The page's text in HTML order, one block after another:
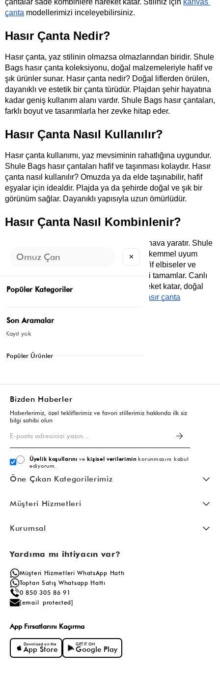
çantalar sade kombinlere hareket katar. Stiliniz için kanvas
çanta modellerimizi inceleyebilirsiniz.
Hasır Çanta Nedir?
Hasır çanta, yaz stilinin olmazsa olmazlarından biridir. Shule
Bags hasır çanta koleksiyonu, doğal malzemeleriyle hafif ve
şık ürünler sunar. Hasır çanta nedir? Doğal liflerden örülen,
dayanıklı ve estetik bir çanta türüdür. Plajdan şehir hayatına
kadar geniş kullanım alanı vardır. Shule Bags hasır çantaları,
farklı boyut ve tasarımlarla her zevke hitap eder.
Hasır Çanta Nasıl Kullanılır?
Hasır çanta kullanımı, yaz mevsiminin rahatlığına uygundur.
Shule Bags hasır çantaları hafif ve taşınması kolaydır. Hasır
çanta nasıl kullanılır? Omuzda ya da elde taşınabilir, hafif
eşyalar için idealdir. Plajda ya da şehirde doğal ve şık bir
görünüm sağlar. Dayanıklı yapısıyla uzun ömürlüdür.
Hasır Çanta Nasıl Kombinlenir?
Hasır çanta kombinleri doğal ve sıcak bir hava yaratır. Shule
Bags hasır çantaları yazlık kıyafetlerle mükemmel uyum
sağlar. Hasır çanta nasıl kombinlenir? Hafif elbiseler ve
keten pantolonlarla kullanıldığında stilinizi tamamlar. Canlı
renkli hasır çantalar sade kombinlere hareket katar, doğal
hasır çanta
Mayıs 27, 2025
Bizden Haberler
Haberlerimiz, özel tekliflerimiz ve favori stillerimiz hakkında ilk siz
bilgi sahibi olun
Üyelik koşullarını vekişisel verileriminkorunmasını kabul
ediyorum.
Öne Çıkan Kategorilerimiz
Müşteri Hizmetleri
Kurumsal
Yardıma mı ihtiyacın var?
Müşteri Hizmetleri WhatsApp Hattı
Toptan Satış Whatsapp Hattı
0 850 305 86 91
[email protected]
App Fırsatlarını Kaçırma
Download on the
App Store
GET IT ON
Google Play
✕
Popüler Kategoriler
Son Aramalar
Kayıt yok
Popüler Ürünler